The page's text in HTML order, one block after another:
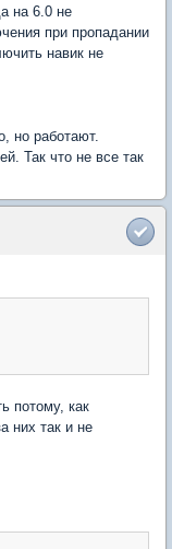
на 6.0 не
при пропадании
навик не
но работают.
Так что не все так
потому, как
них так и не